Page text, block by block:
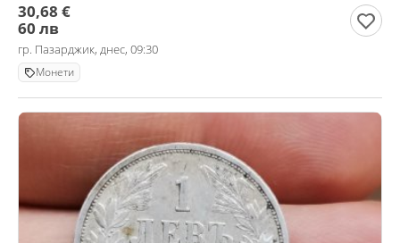
30,68 €
60 лв
гр. Пазарджик, днес, 09:30
Монети